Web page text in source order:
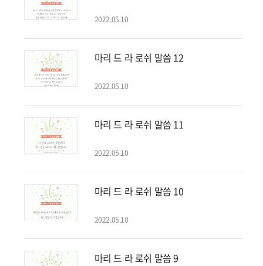
2022.05.10
마리 드 라 로쉬 말씀 12
2022.05.10
마리 드 라 로쉬 말씀 11
2022.05.10
마리 드 라 로쉬 말씀 10
2022.05.10
마리 드 라 로쉬 말씀 9